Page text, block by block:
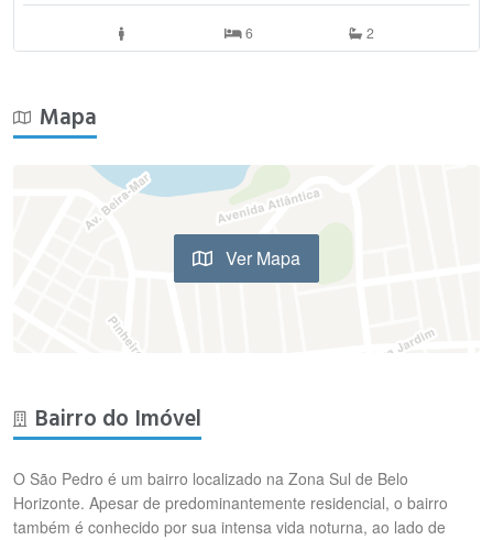
6 2
Mapa
Ver Mapa
Bairro do Imóvel
O São Pedro é um bairro localizado na Zona Sul de Belo
Horizonte. Apesar de predominantemente residencial, o bairro
também é conhecido por sua intensa vida noturna, ao lado de